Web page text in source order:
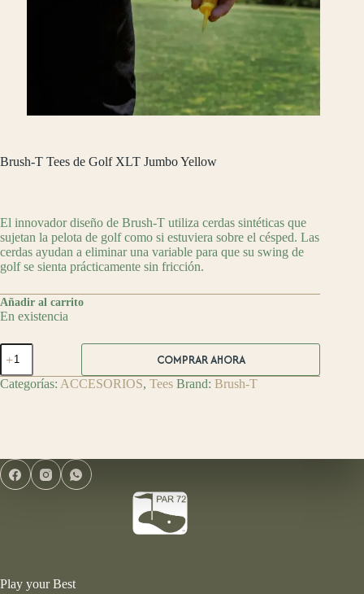
Brush-T Tees de Golf XLT Jumbo Yellow
El innovador diseño de Brush-T utiliza cerdas sintéticas que
sujetan la pelota de golf como si estuviera sobre el césped. Las
cerdas ayudan a eliminar una variable para que su swing de
golf se sienta prácticamente sin fricción.
Añadir al carrito
En existencia
Brush-
Tees
de
cantidad
COMPRAR AHORA
Categorías: ACCESORIOS, Tees Brand: Brush-T
Play your Best